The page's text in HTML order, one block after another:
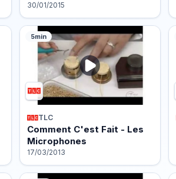
30/01/2015
5min
TLC
Comment C'est Fait - Les
Microphones
17/03/2013